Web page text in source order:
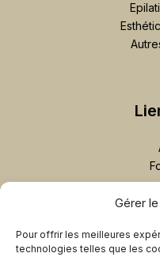
Gérer
Pour offrir les meilleures
technologies telles que les